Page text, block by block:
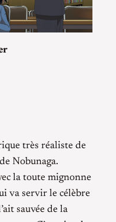
très réaliste de
Nobunaga.
la toute mignonne
va servir le célèbre
sauvée de la